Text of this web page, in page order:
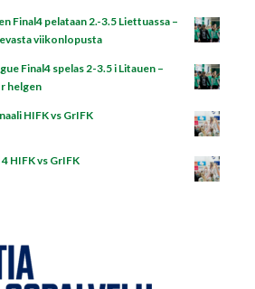
Final4 pelataan 2.-3.5 Liettuassa –
viikonlopusta
Final4 spelas 2-3.5 i Litauen –
helgen
HIFK vs GrIFK
HIFK vs GrIFK